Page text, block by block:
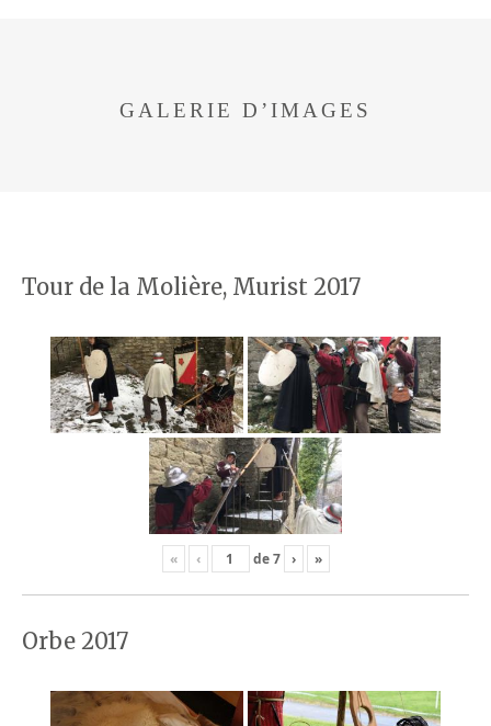
GALERIE D’IMAGES
Tour de la Molière, Murist 2017
« ‹ de7 › »
Orbe 2017